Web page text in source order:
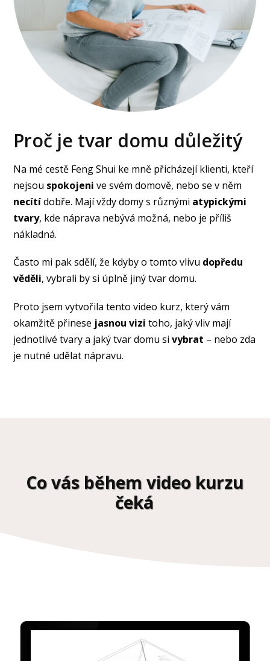
Proč je tvar domu důležitý
Na mé cestě Feng Shui ke mně přicházejí klienti, kteří
nejsou spokojeni ve svém domově, nebo se v něm
necítídobře. Mají vždy domy s různými atypickými
tvary, kde náprava nebývá možná, nebo je příliš
nákladná.
Často mi pak sdělí, že kdyby o tomto vlivu dopředu
věděli, vybrali by si úplně jiný tvar domu.
Proto jsem vytvořila tento video kurz, který vám
okamžitě přinese jasnou vizi toho, jaký vliv mají
jednotlivé tvary a jaký tvar domu sivybrat – nebo zda
je nutné udělat nápravu.
Co vás během video kurzu
čeká